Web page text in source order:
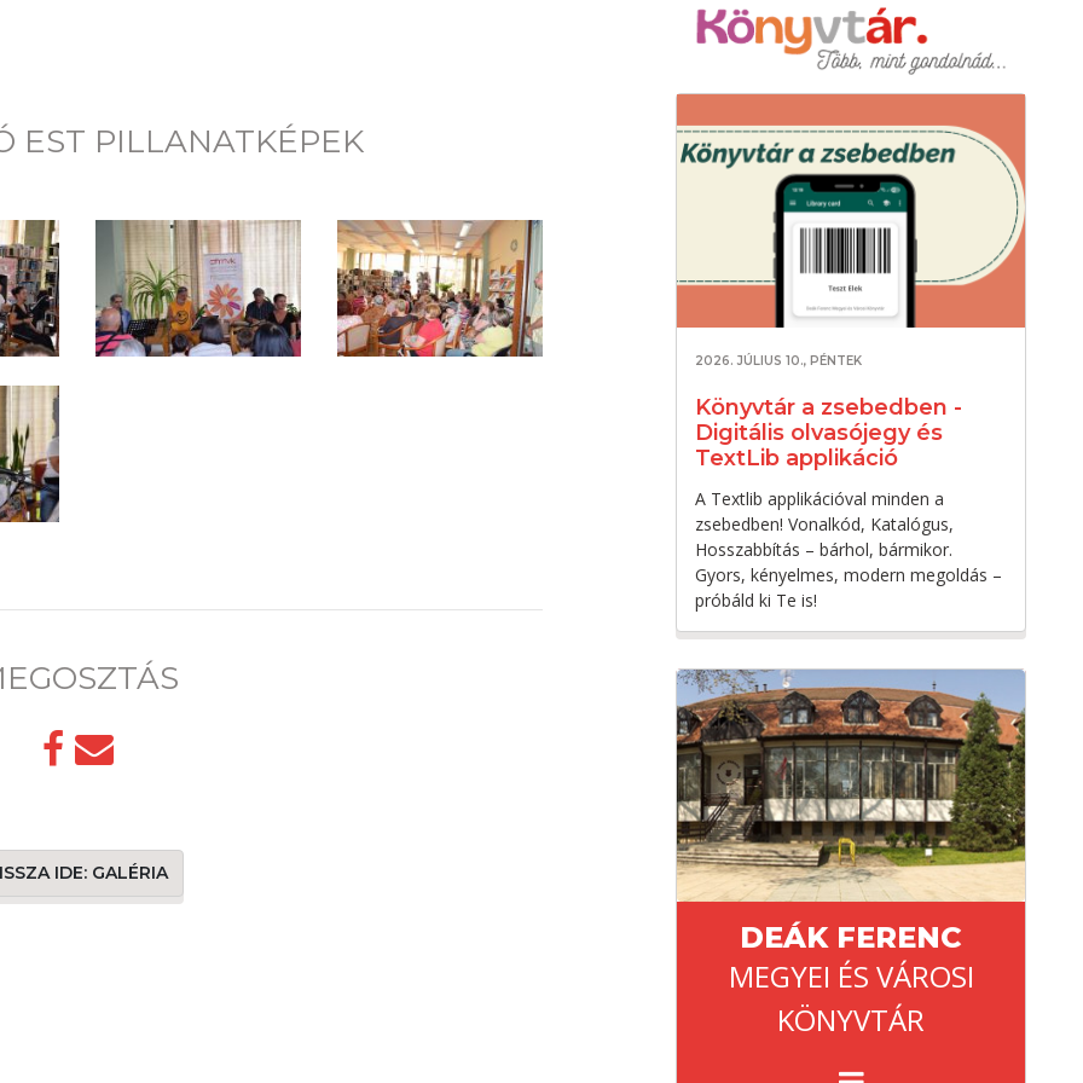
EST PILLANATKÉPEK
IDE: GALÉRIA
2026. JÚLIUS 10., PÉNTEK
Könyvtár a zsebedben -
Digitális olvasójegy és
TextLib applikáció
A Textlib applikációval minden a
zsebedben! Vonalkód, Katalógus,
Hosszabbítás – bárhol, bármikor.
Gyors, kényelmes, modern megoldás –
próbáld ki Te is!
DEÁK FERENC
MEGYEI ÉS VÁROSI
KÖNYVTÁR